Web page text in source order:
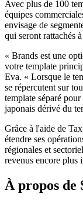
Avec plus de 100
équipes
envisage de
qui seront rattachés
« Brands est une
votre template
Eva. « Lorsque le
se répercutent sur
template séparé
japonais dérivé du
Grâce à l'aide de
étendre ses
régionales et
revenus encore plus
À propos de